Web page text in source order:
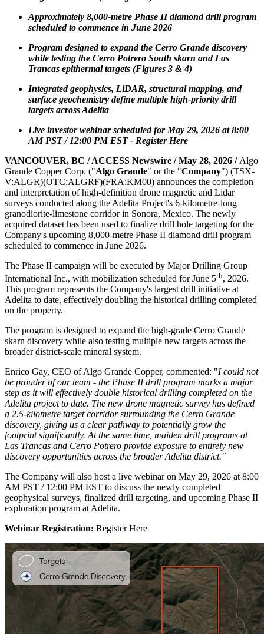
Approximately 8,000-metre Phase II diamond drill program
scheduled to commence in June 2026
Program designed to expand the Cerro Grande discovery
while testing the Cerro Potrero South skarn and Las
Trancas epithermal targets (Figures 3 & 4)
Integrated geophysics, LiDAR, structural mapping, and
surface geochemistry define multiple high-priority drill
targets across Adelita
Live investor webinar scheduled for May 29, 2026 at 8:00
AM PST / 12:00 PM EST - Register Here
VANCOUVER, BC / ACCESS Newswire / May 28, 2026 / Algo
Grande Copper Corp. ("Algo Grande" or the "Company") (TSX-
V:ALGR)(OTC:ALGRF)(FRA:KM00) announces the completion
and interpretation of high-definition drone magnetic and Lidar
surveys conducted along the Adelita Project's 6-kilometre-long
granodiorite-limestone corridor in Sonora, Mexico. The newly
acquired dataset has been used to finalize drill hole targeting for the
Company's upcoming 8,000-metre Phase II diamond drill program
scheduled to commence in June 2026.
The Phase II campaign will be executed by Major Drilling Group
International Inc., with mobilization scheduled for June 5th, 2026.
This program represents the Company's largest drill initiative at
Adelita to date, effectively doubling the historical drilling completed
on the property.
The program is designed to expand the high-grade Cerro Grande
skarn discovery while also testing multiple new targets across the
broader district-scale mineral system.
Enrico Gay, CEO of Algo Grande Copper, commented: "I could not
be prouder of our team - the Phase II drill program marks a major
step as it will effectively double historical drilling completed on the
Adelita project to date. The new drone magnetic survey has defined
a 2.5-kilometre target corridor surrounding the Cerro Grande
discovery, giving us a clear pathway to potentially grow the
footprint significantly. At the same time, maiden drill programs at
Las Trancas and Cerro Potrero provide exposure to entirely new
discovery opportunities across the broader Adelita district."
The Company will also host a live webinar on May 29, 2026 at 8:00
AM PST / 12:00 PM EST to discuss the newly completed
geophysical surveys, finalized drill targeting, and upcoming Phase II
exploration program at Adelita.
Webinar Registration: Register Here